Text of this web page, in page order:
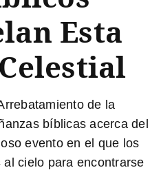
Esta
de la
bíblicas acerca del
evento en el que los
cielo para encontrarse